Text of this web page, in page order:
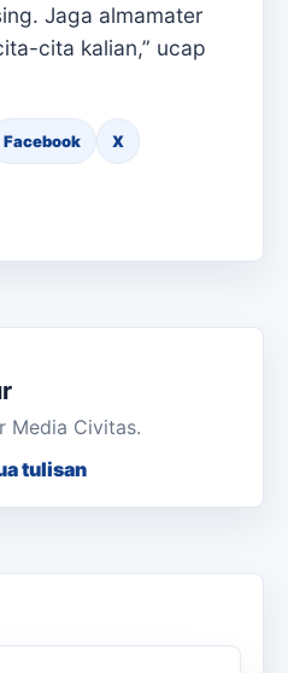
Jaga almamater
cita kalian,” ucap
Facebook X
Media Civitas.
tulisan
Apresiasi Dukungan